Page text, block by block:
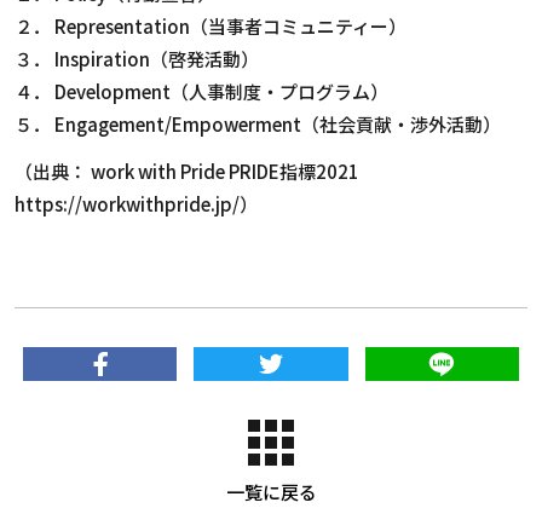
２． Representation（当事者コミュニティー）
３． Inspiration（啓発活動）
４． Development（人事制度・プログラム）
５． Engagement/Empowerment（社会貢献・渉外活動）
（出典： work with Pride PRIDE指標2021​​​​​​​
https://workwithpride.jp/）
一覧に戻る